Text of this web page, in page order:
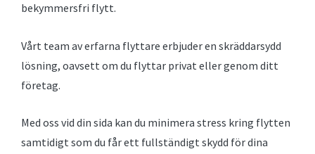
bekymmersfri flytt.
Vårt team av erfarna flyttare erbjuder en skräddarsydd
lösning, oavsett om du flyttar privat eller genom ditt
företag.
Med oss vid din sida kan du minimera stress kring flytten
samtidigt som du får ett fullständigt skydd för dina